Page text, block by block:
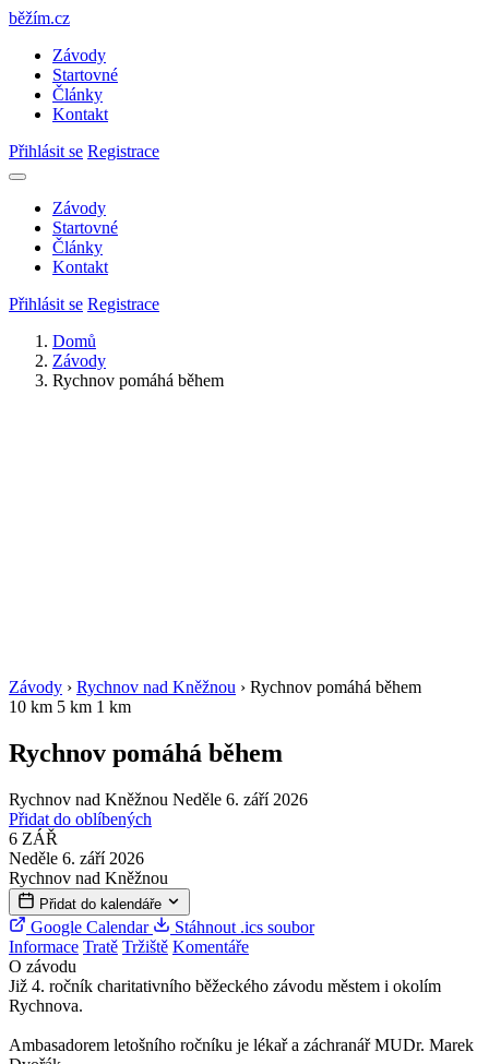
běžím.cz
Závody
Startovné
Články
Kontakt
Přihlásit se Registrace
Závody
Startovné
Články
Kontakt
Přihlásit se Registrace
Domů
Závody
Rychnov pomáhá během
Závody › Rychnov nad Kněžnou › Rychnov pomáhá během
10 km 5 km 1 km
Rychnov pomáhá během
Rychnov nad Kněžnou Neděle 6. září 2026
Přidat do oblíbených
6 ZÁŘ
Neděle 6. září 2026
Rychnov nad Kněžnou
Přidat do kalendáře
Google Calendar
Stáhnout .ics soubor
Informace Tratě Tržiště Komentáře
O závodu
Již 4. ročník charitativního běžeckého závodu městem i okolím
Rychnova.
Ambasadorem letošního ročníku je lékař a záchranář MUDr. Marek